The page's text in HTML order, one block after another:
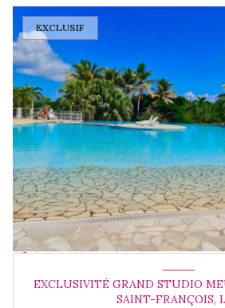
EXCLUSIF
EXCLUSIVITÉ GRAND STUDIO
SAINT-FRANÇOIS,